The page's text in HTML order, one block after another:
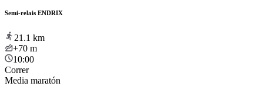
Semi-relais ENDRIX
21.1 km
+70 m
10:00
Correr
Media maratón